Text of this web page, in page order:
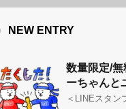
NEW ENTRY
数量限定/
ーちゃんと
＜LINEスタン